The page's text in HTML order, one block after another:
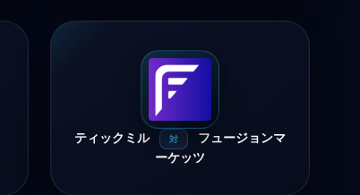
ティックミル 対
フュージョンマ
ーケッツ